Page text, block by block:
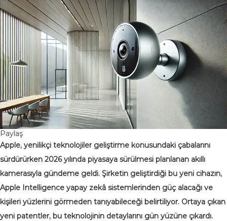
Paylaş
Apple, yenilikçi teknolojiler geliştirme konusundaki çabalarını
sürdürürken 2026 yılında piyasaya sürülmesi planlanan akıllı
kamerasıyla gündeme geldi. Şirketin geliştirdiği bu yeni cihazın,
Apple Intelligence yapay zekâ sistemlerinden güç alacağı ve
kişileri yüzlerini görmeden tanıyabileceği belirtiliyor. Ortaya çıkan
yeni patentler, bu teknolojinin detaylarını gün yüzüne çıkardı.